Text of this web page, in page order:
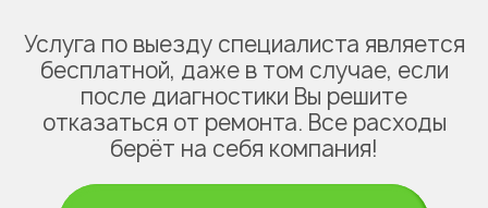
Услуга по выезду специалиста является
бесплатной, даже в том случае, если
после диагностики Вы решите
отказаться от ремонта. Все расходы
берёт на себя компания!